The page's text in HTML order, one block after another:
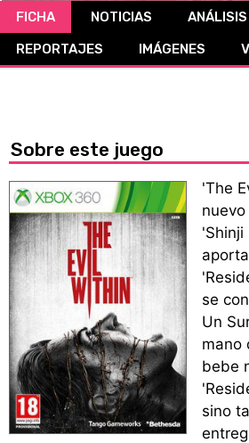
FICHA NOTICIAS ANÁLISIS
REPORTAJES
IMÁGENES
Sobre este juego
'The
'Shinji
se
Un
mano
bebe
sino